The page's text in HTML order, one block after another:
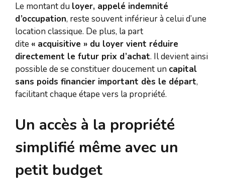
Le montant du loyer, appelé indemnité
d’occupation, reste souvent inférieur à celui d’une
location classique. De plus, la part
dite « acquisitive » du loyer vient réduire
directement le futur prix d’achat. Il devient ainsi
possible de se constituer doucement un capital
sans poids financier important dès le départ,
facilitant chaque étape vers la propriété.
Un accès à la propriété
simplifié même avec un
petit budget